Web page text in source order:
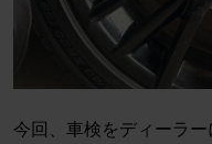
今回、車検をディーラ